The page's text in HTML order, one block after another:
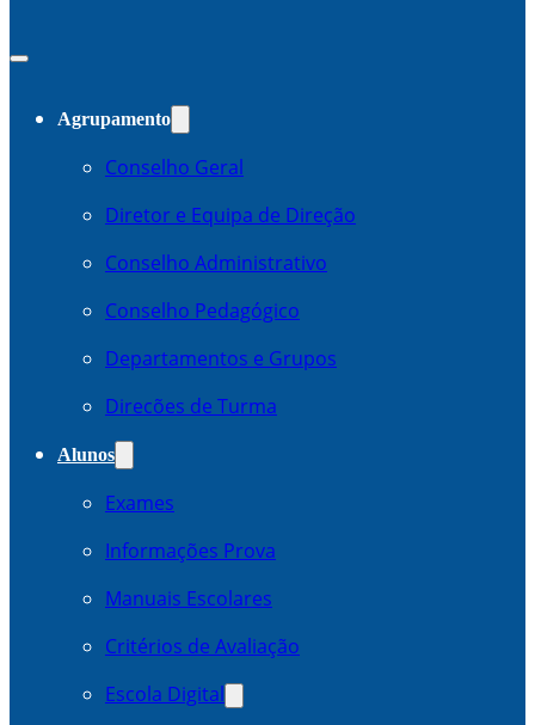
Agrupamento
Conselho Geral
Diretor e Equipa de Direção
Conselho Administrativo
Conselho Pedagógico
Departamentos e Grupos
Direcões de Turma
Alunos
Exames
Informações Prova
Manuais Escolares
Critérios de Avaliação
Escola Digital